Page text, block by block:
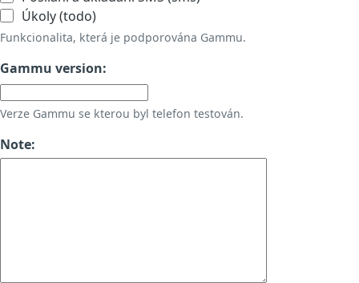
Úkoly (todo)
Funkcionalita, která je podporována Gammu.
Gammu version:
Verze Gammu se kterou byl telefon testován.
Note: